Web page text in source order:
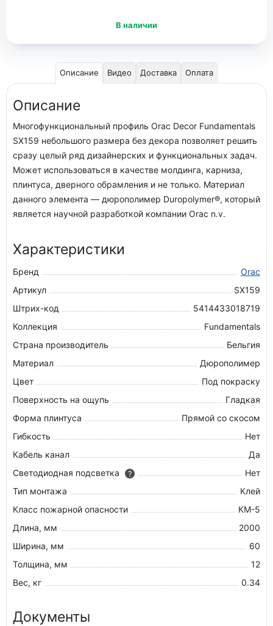
В наличии
Описание Видео Доставка Оплата
Описание
Многофункциональный профиль Orac Decor Fundamentals
SX159 небольшого размера без декора позволяет решить
сразу целый ряд дизайнерских и функциональных задач.
Может использоваться в качестве молдинга, карниза,
плинтуса, дверного обрамления и не только. Материал
данного элемента — дюрополимер Duropolymer®, который
является научной разработкой компании Orac n.v.
Характеристики
Бренд
Orac
Артикул
SX159
Штрих-код
5414433018719
Коллекция
Fundamentals
Страна производитель
Бельгия
Материал
Дюрополимер
Цвет
Под покраску
Поверхность на ощупь
Гладкая
Форма плинтуса
Прямой со скосом
Гибкость
Нет
Кабель канал
Да
Светодиодная подсветка
?
Нет
Тип монтажа
Клей
Класс пожарной опасности
КМ-5
Длина, мм
2000
Ширина, мм
60
Толщина, мм
12
Вес, кг
0.34
Документы